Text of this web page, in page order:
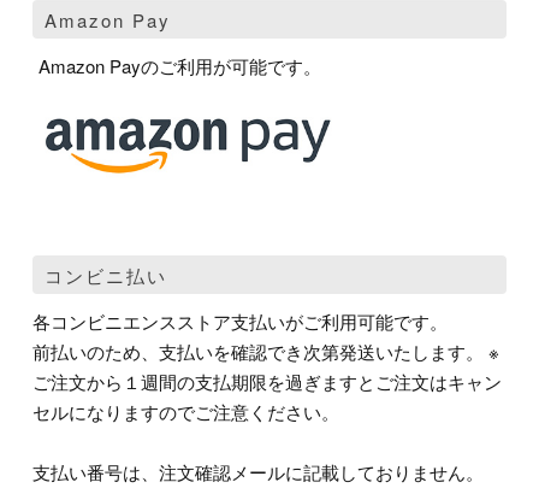
Amazon Pay
Amazon Payのご利用が可能です。
コンビニ払い
各コンビニエンスストア支払いがご利用可能です。
前払いのため、支払いを確認でき次第発送いたします。 ※
ご注文から１週間の支払期限を過ぎますとご注文はキャン
セルになりますのでご注意ください。
支払い番号は、注文確認メールに記載しておりません。